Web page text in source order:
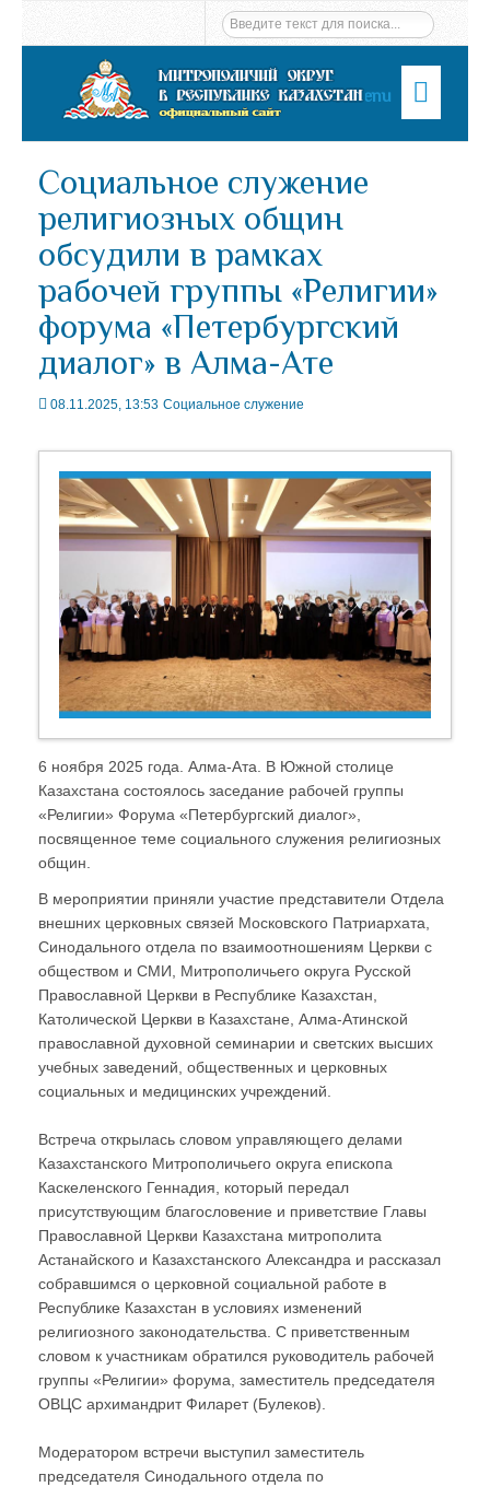
Menu
Социальное служение
религиозных общин
обсудили в рамках
рабочей группы «Религии»
форума «Петербургский
диалог» в Алма-Ате
08.11.2025, 13:53 Социальное служение
6 ноября 2025 года. Алма-Ата. В Южной столице
Казахстана состоялось заседание рабочей группы
«Религии» Форума «Петербургский диалог»,
посвященное теме социального служения религиозных
общин.
В мероприятии приняли участие представители Отдела
внешних церковных связей Московского Патриархата,
Синодального отдела по взаимоотношениям Церкви с
обществом и СМИ, Митрополичьего округа Русской
Православной Церкви в Республике Казахстан,
Католической Церкви в Казахстане, Алма-Атинской
православной духовной семинарии и светских высших
учебных заведений, общественных и церковных
социальных и медицинских учреждений.
Встреча открылась словом управляющего делами
Казахстанского Митрополичьего округа епископа
Каскеленского Геннадия, который передал
присутствующим благословение и приветствие Главы
Православной Церкви Казахстана митрополита
Астанайского и Казахстанского Александра и рассказал
собравшимся о церковной социальной работе в
Республике Казахстан в условиях изменений
религиозного законодательства. С приветственным
словом к участникам обратился руководитель рабочей
группы «Религии» форума, заместитель председателя
ОВЦС архимандрит Филарет (Булеков).
Модератором встречи выступил заместитель
председателя Синодального отдела по